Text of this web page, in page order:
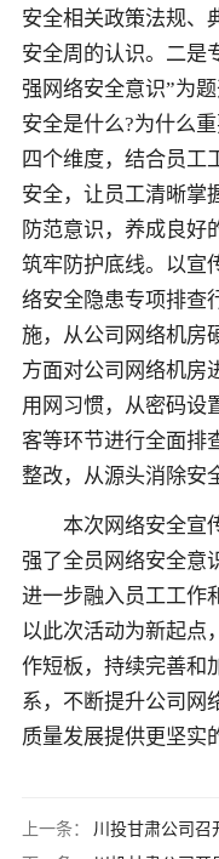
安全相关政策法规、
安全周的认识。二是
强网络安全意识”为
安全是什么?为什么
四个维度，结合员工
安全，让员工清晰掌
防范意识，养成良好
筑牢防护底线。以宣
络安全隐患专项排查
施，从公司网络机房
方面对公司网络机房
用网习惯，从密码设
客等环节进行全面排
整改，从源头消除安
本次网络安全宣
强了全员网络安全意
进一步融入员工工作
以此次活动为新起点
作短板，持续完善和
系，不断提升公司网
质量发展提供更坚实
上一条：
川投甘肃公司召